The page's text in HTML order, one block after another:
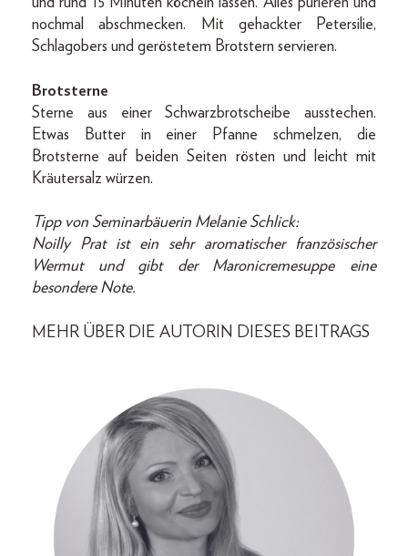
nochmal abschmecken. Mit gehackter Petersilie,
Schlagobers und geröstetem Brotstern servieren.
Brotsterne
Sterne aus einer Schwarzbrotscheibe ausstechen.
Etwas Butter in einer Pfanne schmelzen, die
Brotsterne auf beiden Seiten rösten und leicht mit
Kräutersalz würzen.
Tipp von Seminarbäuerin Melanie Schlick:
Noilly Prat ist ein sehr aromatischer französischer
Wermut und gibt der Maronicremesuppe eine
besondere Note.
MEHR ÜBER DIE AUTORIN DIESES BEITRAGS